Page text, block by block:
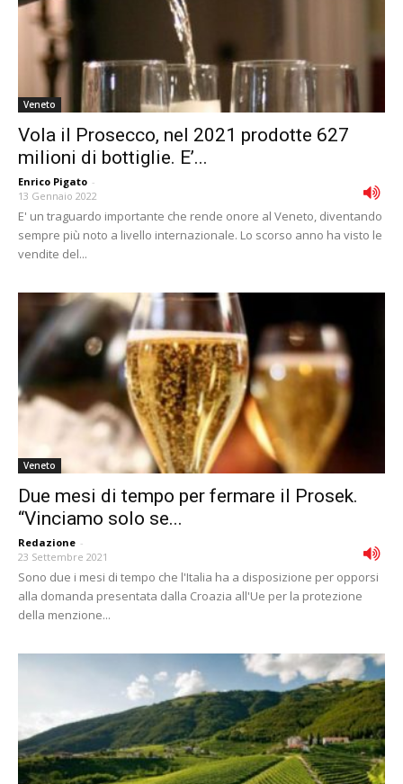
Veneto
Vola il Prosecco, nel 2021 prodotte 627
milioni di bottiglie. E’...
Enrico Pigato -
13 Gennaio 2022
E' un traguardo importante che rende onore al Veneto, diventando
sempre più noto a livello internazionale. Lo scorso anno ha visto le
vendite del...
Veneto
Due mesi di tempo per fermare il Prosek.
“Vinciamo solo se...
Redazione -
23 Settembre 2021
Sono due i mesi di tempo che l'Italia ha a disposizione per opporsi
alla domanda presentata dalla Croazia all'Ue per la protezione
della menzione...